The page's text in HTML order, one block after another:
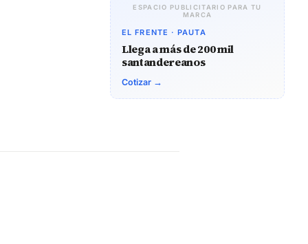
ESPACIO PUBLICITARIO PARA TU
MARCA
EL FRENTE · PAUTA
Llega a más de 200 mil
santandereanos
Cotizar →